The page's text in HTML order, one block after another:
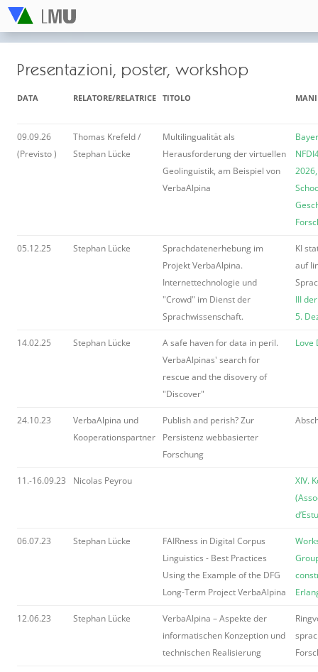
Presentazioni, poster, workshop
DATA RELATORE/RELATRICE TITOLO
09.09.26
(Previsto )
Thomas Krefeld /
Stephan Lücke
Multilingualität als
Herausforderung der virtuellen
Geolinguistik, am Beispiel von
VerbaAlpina
05.12.25 Stephan Lücke
Sprachdatenerhebung im
Projekt VerbaAlpina.
Internettechnologie und
"Crowd" im Dienst der
Sprachwissenschaft.
KI
auf
III
5.
14.02.25 Stephan Lücke
A safe haven for data in peril.
VerbaAlpinas' search for
rescue and the disovery of
"Discover"
Love
24.10.23
VerbaAlpina und
Kooperationspartner
Publish and perish? Zur
Persistenz webbasierter
Forschung
11.-16.09.23 Nicolas Peyrou
XIV.
06.07.23 Stephan Lücke
FAIRness in Digital Corpus
Linguistics - Best Practices
Using the Example of the DFG
Long-Term Project VerbaAlpina
12.06.23 Stephan Lücke
VerbaAlpina – Aspekte der
informatischen Konzeption und
technischen Realisierung